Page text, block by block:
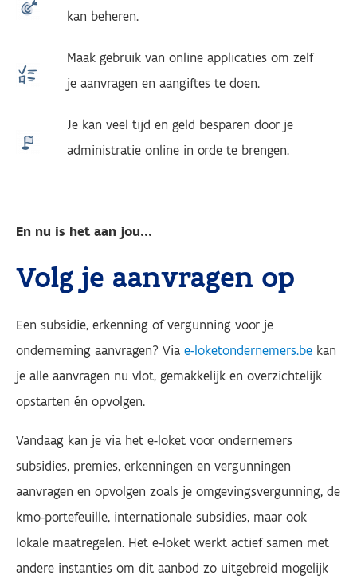
kan beheren.
Maak gebruik van online applicaties om zelf
je aanvragen en aangiftes te doen.
Je kan veel tijd en geld besparen door je
administratie online in orde te brengen.
En nu is het aan jou...
Volg je aanvragen op
Een subsidie, erkenning of vergunning voor je
onderneming aanvragen? Via e-loketondernemers.be kan
je alle aanvragen nu vlot, gemakkelijk en overzichtelijk
opstarten én opvolgen.
Vandaag kan je via het e-loket voor ondernemers
subsidies, premies, erkenningen en vergunningen
aanvragen en opvolgen zoals je omgevingsvergunning, de
kmo-portefeuille, internationale subsidies, maar ook
lokale maatregelen. Het e-loket werkt actief samen met
andere instanties om dit aanbod zo uitgebreid mogelijk